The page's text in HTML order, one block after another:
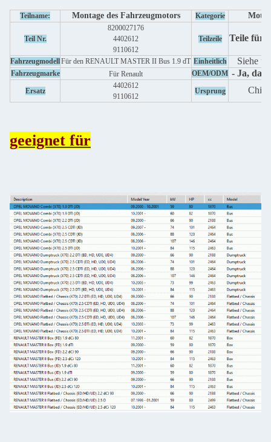
Teilname: Montage des Fahrzeugmotors Kategorie Motor
Teil Nr.
8200027176
4402612
9110612
Teilzeile Teile für
FahrzeugmodellFür den RENAULT MASTER II Bus 1.9 dT Einheitlich Siehe
Fahrzeugmarke Für Renault OEM/ODM - Ja, das
Ersatz
4402612
9110612
Ursprung China
geeignet für